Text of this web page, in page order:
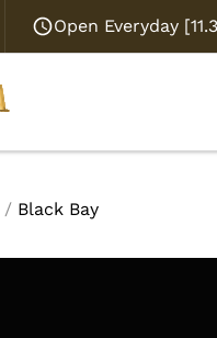
Open Everyday
/ Black Bay